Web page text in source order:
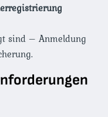
sind – Anmeldung